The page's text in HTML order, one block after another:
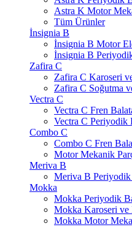
Astra K Motor
Tüm Ürünler
İnsignia B
İnsignia B Motor
İnsignia B
Zafira C
Zafira C Karoseri
Zafira C Soğutma
Vectra C
Vectra C Fren
Vectra C Periyodik
Combo C
Combo C Fren
Motor Mekanik
Meriva B
Meriva B Periyodik
Mokka
Mokka Periyodik
Mokka Karoseri ve
Mokka Motor